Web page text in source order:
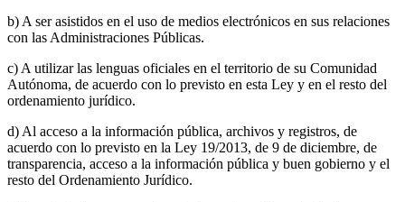
b) A ser asistidos en el uso de medios electrónicos en sus relaciones
con las Administraciones Públicas.
c) A utilizar las lenguas oficiales en el territorio de su Comunidad
Autónoma, de acuerdo con lo previsto en esta Ley y en el resto del
ordenamiento jurídico.
d) Al acceso a la información pública, archivos y registros, de
acuerdo con lo previsto en la Ley 19/2013, de 9 de diciembre, de
transparencia, acceso a la información pública y buen gobierno y el
resto del Ordenamiento Jurídico.